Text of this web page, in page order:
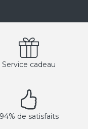
Service cadeau
94% de satisfaits